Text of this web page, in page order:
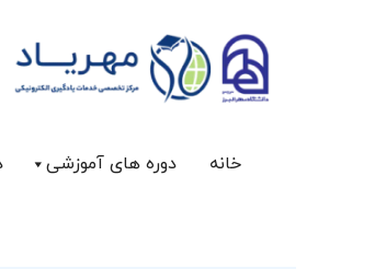
خانه دوره های آموزشی